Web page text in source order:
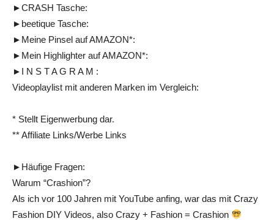
►CRASH Tasche:
►beetique Tasche:
►Meine Pinsel auf AMAZON*:
►Mein Highlighter auf AMAZON*:
►I N S T A G R A M :
Videoplaylist mit anderen Marken im Vergleich:
* Stellt Eigenwerbung dar.
** Affiliate Links/Werbe Links
►Häufige Fragen:
Warum “Crashion”?
Als ich vor 100 Jahren mit YouTube anfing, war das mit Crazy
Fashion DIY Videos, also Crazy + Fashion = Crashion